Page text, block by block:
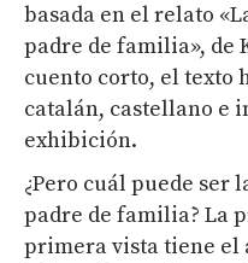
basada en el relato
padre de familia», de
cuento corto, el texto
catalán, castellano e
exhibición.
¿Pero cuál puede ser
padre de familia? La
primera vista tiene el